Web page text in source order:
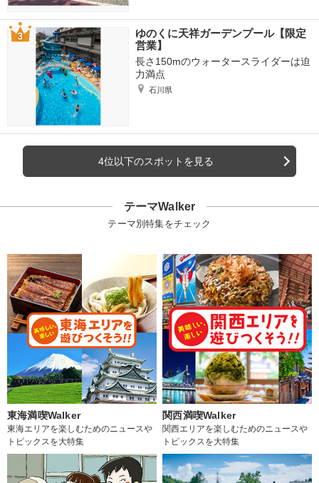
ゆのくに天祥ガーデンプール【限定
営業】
長さ150mのウォータースライダーは迫
力満点
石川県
4位以下のスポットを見る
テーマWalker
テーマ別特集をチェック
東海満喫Walker
東海エリアを楽しむためのニュースや
トピックスを大特集
関西満喫Walker
関西エリアを楽しむためのニュースや
トピックスを大特集